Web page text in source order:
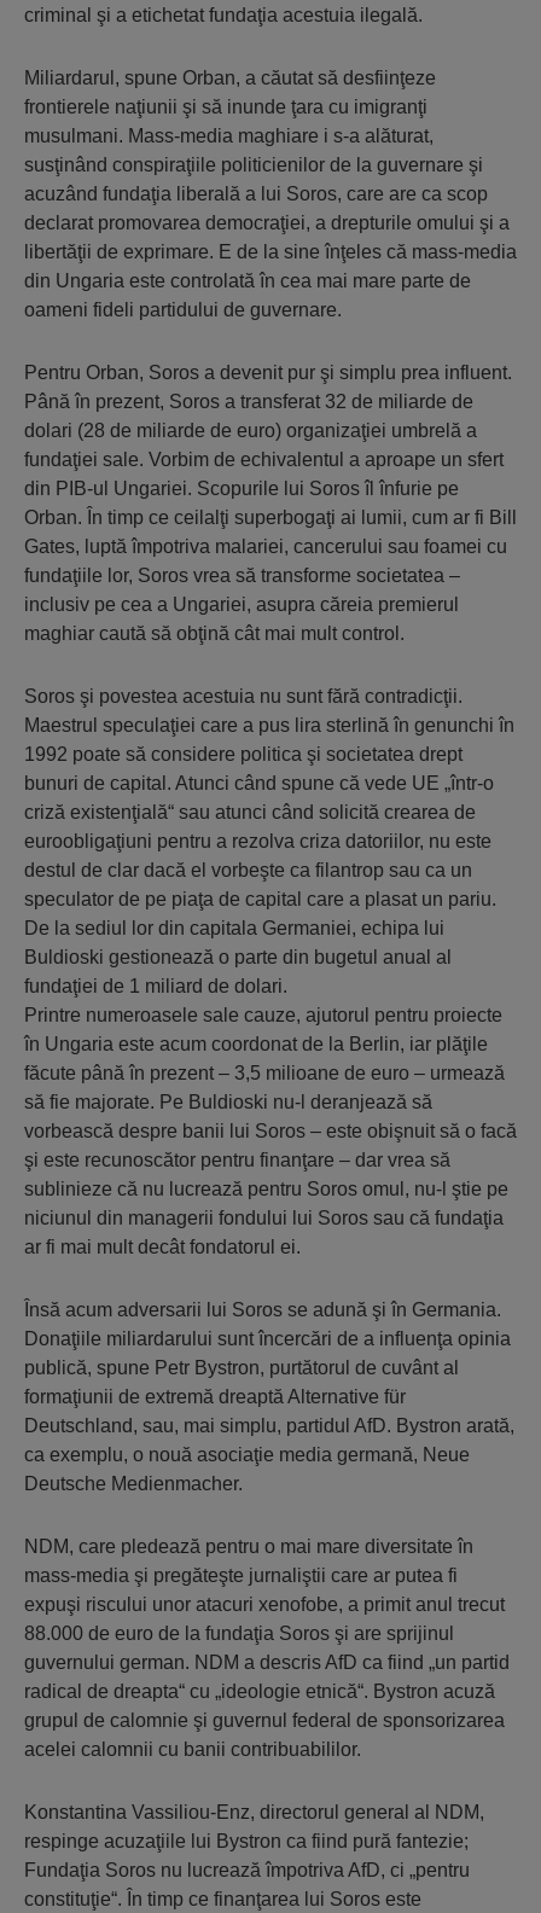
criminal şi a etichetat fundaţia acestuia ilegală.
Miliardarul, spune Orban, a căutat să desfiinţeze
frontierele naţiunii şi să inunde ţara cu imigranţi
musulmani. Mass-media maghiare i s-a alăturat,
susţinând conspiraţiile politicienilor de la guvernare şi
acuzând fundaţia liberală a lui Soros, care are ca scop
declarat promovarea democraţiei, a drepturile omului şi a
libertăţii de exprimare. E de la sine înţeles că mass-media
din Ungaria este controlată în cea mai mare parte de
oameni fideli partidului de guvernare.
Pentru Orban, Soros a devenit pur şi simplu prea influent.
Până în prezent, Soros a transferat 32 de miliarde de
dolari (28 de miliarde de euro) organizaţiei umbrelă a
fundaţiei sale. Vorbim de echivalentul a aproape un sfert
din PIB-ul Ungariei. Scopurile lui Soros îl înfurie pe
Orban. În timp ce ceilalţi superbogaţi ai lumii, cum ar fi Bill
Gates, luptă împotriva malariei, cancerului sau foamei cu
fundaţiile lor, Soros vrea să transforme societatea –
inclusiv pe cea a Ungariei, asupra căreia premierul
maghiar caută să obţină cât mai mult control.
Soros şi povestea acestuia nu sunt fără contradicţii.
Maestrul speculaţiei care a pus lira sterlină în genunchi în
1992 poate să considere politica şi societatea drept
bunuri de capital. Atunci când spune că vede UE „într-o
criză existenţială“ sau atunci când solicită crearea de
euroobligaţiuni pentru a rezolva criza datoriilor, nu este
destul de clar dacă el vorbeşte ca filantrop sau ca un
speculator de pe piaţa de capital care a plasat un pariu.
De la sediul lor din capitala Germaniei, echipa lui
Buldioski gestionează o parte din bugetul anual al
fundaţiei de 1 miliard de dolari.
Printre numeroasele sale cauze, ajutorul pentru proiecte
în Ungaria este acum coordonat de la Berlin, iar plăţile
făcute până în prezent – 3,5 milioane de euro – urmează
să fie majorate. Pe Buldioski nu-l deranjează să
vorbească despre banii lui Soros – este obişnuit să o facă
şi este recunoscător pentru finanţare – dar vrea să
sublinieze că nu lucrează pentru Soros omul, nu-l ştie pe
niciunul din managerii fondului lui Soros sau că fundaţia
ar fi mai mult decât fondatorul ei.
Însă acum adversarii lui Soros se adună şi în Germania.
Donaţiile miliardarului sunt încercări de a influenţa opinia
publică, spune Petr Bystron, purtătorul de cuvânt al
formaţiunii de extremă dreaptă Alternative für
Deutschland, sau, mai simplu, partidul AfD. Bystron arată,
ca exemplu, o nouă asociaţie media germană, Neue
Deutsche Medienmacher.
NDM, care pledează pentru o mai mare diversitate în
mass-media şi pregăteşte jurnaliştii care ar putea fi
expuşi riscului unor atacuri xenofobe, a primit anul trecut
88.000 de euro de la fundaţia Soros şi are sprijinul
guvernului german. NDM a descris AfD ca fiind „un partid
radical de dreapta“ cu „ideologie etnică“. Bystron acuză
grupul de calomnie şi guvernul federal de sponsorizarea
acelei calomnii cu banii contribuabililor.
Konstantina Vassiliou-Enz, directorul general al NDM,
respinge acuzaţiile lui Bystron ca fiind pură fantezie;
Fundaţia Soros nu lucrează împotriva AfD, ci „pentru
constituţie“. În timp ce finanţarea lui Soros este